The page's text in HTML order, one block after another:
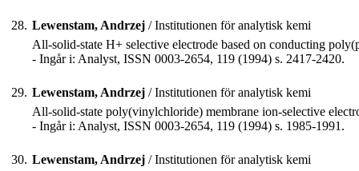
28. Lewenstam, Andrzej / Institutionen för analytisk kemi
All-solid-state H+ selective electrode based on conducting
- Ingår i: Analyst, ISSN 0003-2654, 119 (1994) s. 2417-2420.
29. Lewenstam, Andrzej / Institutionen för analytisk kemi
All-solid-state poly(vinylchloride) membrane ion-selective
- Ingår i: Analyst, ISSN 0003-2654, 119 (1994) s. 1985-1991.
30. Lewenstam, Andrzej / Institutionen för analytisk kemi